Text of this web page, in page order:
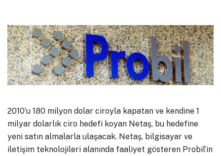
2010’u 180 milyon dolar ciroyla kapatan ve kendine 1
milyar dolarlık ciro hedefi koyan Netaş, bu hedefine
yeni satın almalarla ulaşacak. Netaş, bilgisayar ve
iletişim teknolojileri alanında faaliyet gösteren Probil’in